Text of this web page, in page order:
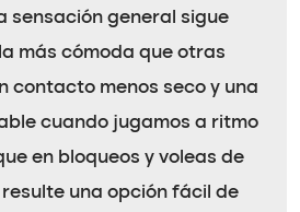
sensación general sigue
más cómoda que otras
contacto menos seco y una
cuando jugamos a ritmo
en bloqueos y voleas de
una opción fácil de